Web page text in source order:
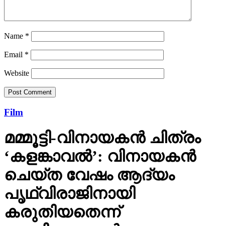
Name *
Email *
Website
Film
മമ്മൂട്ടി-വിനായകന്‍ ചിത്രം
‘കളങ്കാവല്‍’: വിനായകന്‍
ചെയ്ത വേഷം ആദ്യം
പൃഥ്വിരാജിനായി
കരുതിയതെന്ന്